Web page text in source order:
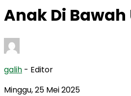
Anak Di
galih - Editor
Minggu, 25 Mei 2025